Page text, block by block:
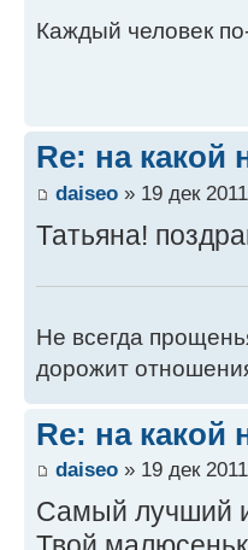
Каждый человек
Re: на какой
daiseo » 19 дек
Татьяна!
Не всегда
дорожит
Re: на какой
daiseo » 19 дек
Самый лучший